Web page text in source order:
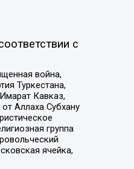
с
война,
Туркестана,
Кавказ,
Аллаха Субхану
группа
ячейка,